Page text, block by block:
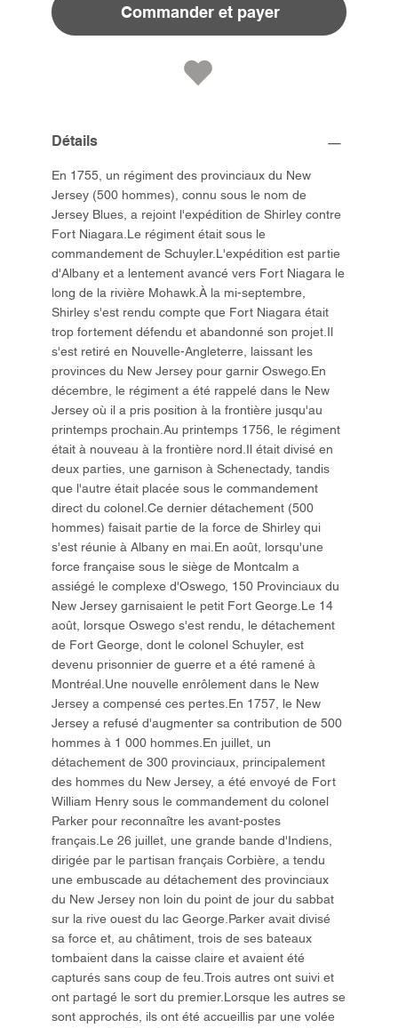
Commander et payer
Détails
En 1755, un régiment des provinciaux du New
Jersey (500 hommes), connu sous le nom de
Jersey Blues, a rejoint l'expédition de Shirley contre
Fort Niagara.Le régiment était sous le
commandement de Schuyler.L'expédition est partie
d'Albany et a lentement avancé vers Fort Niagara le
long de la rivière Mohawk.À la mi-septembre,
Shirley s'est rendu compte que Fort Niagara était
trop fortement défendu et abandonné son projet.Il
s'est retiré en Nouvelle-Angleterre, laissant les
provinces du New Jersey pour garnir Oswego.En
décembre, le régiment a été rappelé dans le New
Jersey où il a pris position à la frontière jusqu'au
printemps prochain.Au printemps 1756, le régiment
était à nouveau à la frontière nord.Il était divisé en
deux parties, une garnison à Schenectady, tandis
que l'autre était placée sous le commandement
direct du colonel.Ce dernier détachement (500
hommes) faisait partie de la force de Shirley qui
s'est réunie à Albany en mai.En août, lorsqu'une
force française sous le siège de Montcalm a
assiégé le complexe d'Oswego, 150 Provinciaux du
New Jersey garnisaient le petit Fort George.Le 14
août, lorsque Oswego s'est rendu, le détachement
de Fort George, dont le colonel Schuyler, est
devenu prisonnier de guerre et a été ramené à
Montréal.Une nouvelle enrôlement dans le New
Jersey a compensé ces pertes.En 1757, le New
Jersey a refusé d'augmenter sa contribution de 500
hommes à 1 000 hommes.En juillet, un
détachement de 300 provinciaux, principalement
des hommes du New Jersey, a été envoyé de Fort
William Henry sous le commandement du colonel
Parker pour reconnaître les avant-postes
français.Le 26 juillet, une grande bande d'Indiens,
dirigée par le partisan français Corbière, a tendu
une embuscade au détachement des provinciaux
du New Jersey non loin du point de jour du sabbat
sur la rive ouest du lac George.Parker avait divisé
sa force et, au châtiment, trois de ses bateaux
tombaient dans la caisse claire et avaient été
capturés sans coup de feu.Trois autres ont suivi et
ont partagé le sort du premier.Lorsque les autres se
sont approchés, ils ont été accueillis par une volée